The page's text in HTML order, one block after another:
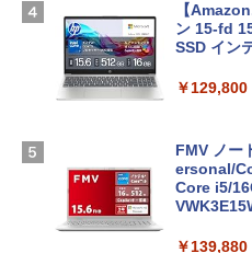
【
ン 15-fd
SSD イン
￥129,800
FMV ノー
ersonal/
Core i5/
￥139,880